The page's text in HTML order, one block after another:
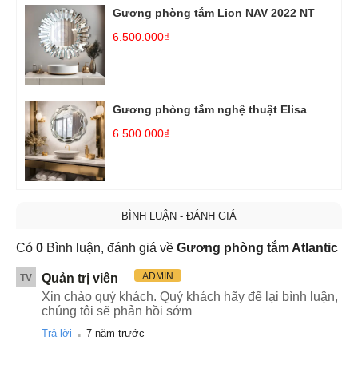
Gương phòng tắm Lion NAV 2022 NT
6.500.000₫
Gương phòng tắm nghệ thuật Elisa
6.500.000₫
BÌNH LUẬN - ĐÁNH GIÁ
Có 0 Bình luận, đánh giá về Gương phòng tắm Atlantic
TV Quản trị viên ADMIN
Xin chào quý khách. Quý khách hãy để lại bình luận,
chúng tôi sẽ phản hồi sớm
Trả lời . 7 năm trước